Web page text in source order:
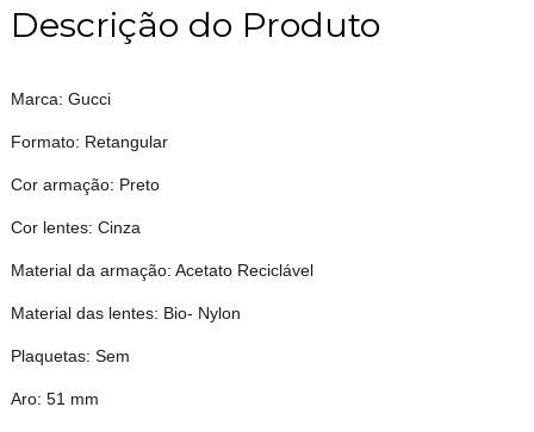
Descrição do Produto
Marca: Gucci
Formato: Retangular
Cor armação: Preto
Cor lentes: Cinza
Material da armação: Acetato Reciclável
Material das lentes: Bio- Nylon
Plaquetas: Sem
Aro: 51 mm